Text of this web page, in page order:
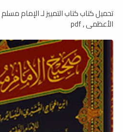
تحميل كتاب كتاب التمييز لـ الإمام
الأعظمى , pdf